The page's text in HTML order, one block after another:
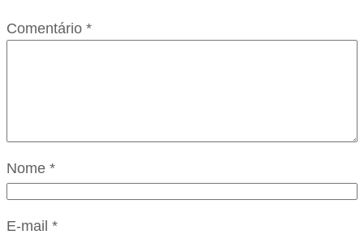
Comentário *
Nome *
E-mail *